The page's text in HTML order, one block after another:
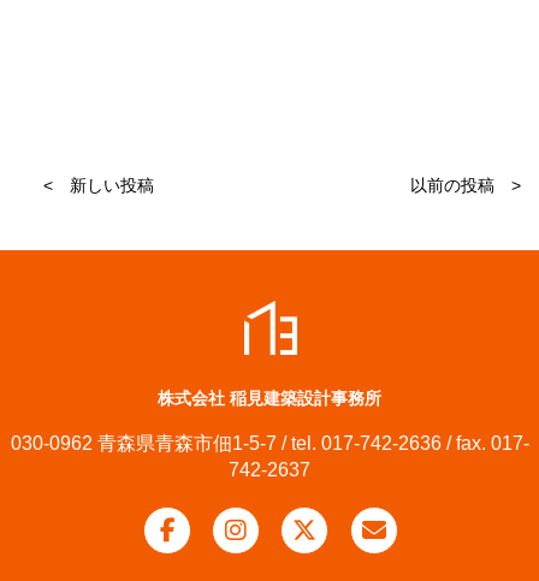
< 新しい投稿 以前の投稿 >
株式会社 稲見建築設計事務所
030-0962 青森県青森市佃1-5-7 / tel. 017-742-2636 / fax. 017-
742-2637